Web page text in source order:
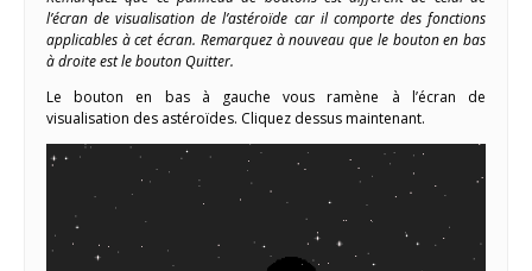
l’écran de visualisation de l’astéroïde car il comporte des fonctions
applicables à cet écran. Remarquez à nouveau que le bouton en bas
à droite est le bouton Quitter.
Le bouton en bas à gauche vous ramène à l’écran de
visualisation des astéroïdes. Cliquez dessus maintenant.